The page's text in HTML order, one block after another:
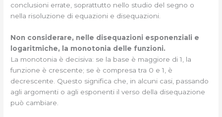
conclusioni errate, soprattutto nello studio del segno o
nella risoluzione di equazioni e disequazioni.
Non considerare, nelle disequazioni esponenziali e
logaritmiche, la monotonia delle funzioni.
La monotonia è decisiva: se la base è maggiore di 1, la
funzione è crescente; se è compresa tra 0 e 1, è
decrescente. Questo significa che, in alcuni casi, passando
agli argomenti o agli esponenti il verso della disequazione
può cambiare.